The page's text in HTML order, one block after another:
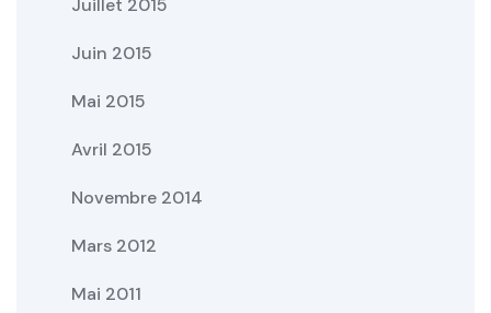
Juin 2015
Mai 2015
Avril 2015
Novembre 2014
Mars 2012
Mai 2011